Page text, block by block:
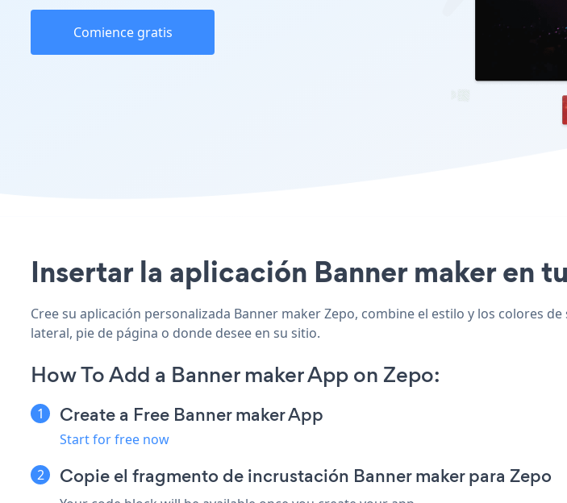
Comience gratis
Insertar la aplicación Banner maker en
Cree su aplicación personalizada Banner maker Zepo, combine el estilo y los colores
lateral, pie de página o donde desee en su sitio.
How To Add a Banner maker App on Zepo:
Create a Free Banner maker App
Start for free now
Copie el fragmento de incrustación Banner maker para Zepo